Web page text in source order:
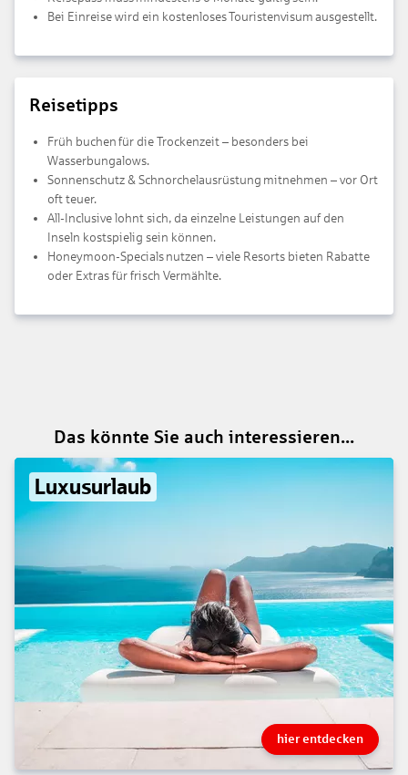
Bei Einreise wird ein kostenloses Touristenvisum ausgestellt.
Reisetipps
Früh buchen für die Trockenzeit – besonders bei
Wasserbungalows.
Sonnenschutz & Schnorchelausrüstung mitnehmen – vor Ort
oft teuer.
All-Inclusive lohnt sich, da einzelne Leistungen auf den
Inseln kostspielig sein können.
Honeymoon-Specials nutzen – viele Resorts bieten Rabatte
oder Extras für frisch Vermählte.
Das könnte Sie auch interessieren...
Luxusurlaub
hier entdecken